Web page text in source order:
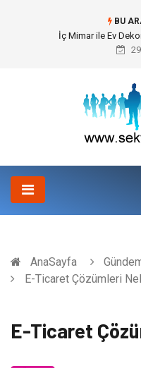
BU
İç Mimar ile Ev
AnaSayfa
E-Ticaret Çözümleri
E-Ticaret